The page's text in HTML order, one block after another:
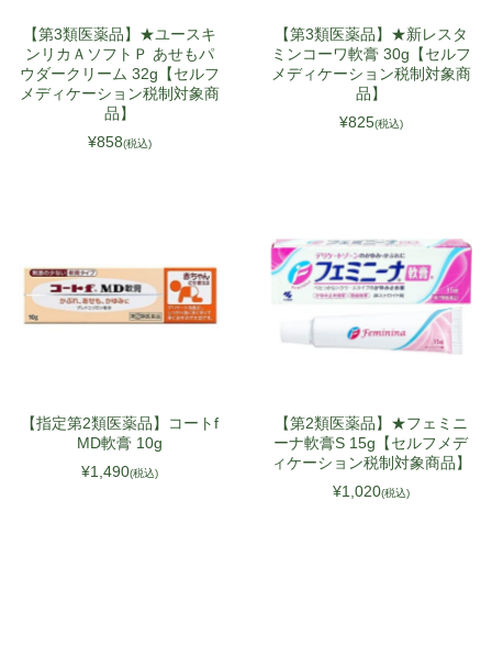
【第3類医薬品】★ユースキ
ンリカＡソフトＰ あせもパ
ウダークリーム 32g【セルフ
メディケーション税制対象商
品】
¥858(税込)
【第3類医薬品】★新レスタ
ミンコーワ軟膏 30g【セルフ
メディケーション税制対象商
品】
¥825(税込)
【指定第2類医薬品】コートf
MD軟膏 10g
¥1,490(税込)
【第2類医薬品】★フェミニ
ーナ軟膏S 15g【セルフメデ
ィケーション税制対象商品】
¥1,020(税込)
TUR
ITA
POL
GRC
HUN
SWE
DNK
FIN
SVK